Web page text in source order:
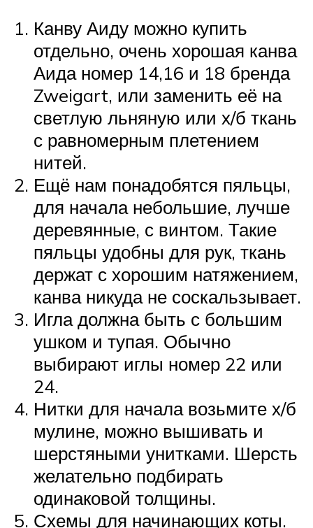
Канву Аиду можно купить
отдельно, очень хорошая канва
Аида номер 14,16 и 18 бренда
Zweigart, или заменить её на
светлую льняную или х/б ткань
с равномерным плетением
нитей.
Ещё нам понадобятся пяльцы,
для начала небольшие, лучше
деревянные, с винтом. Такие
пяльцы удобны для рук, ткань
держат с хорошим натяжением,
канва никуда не соскальзывает.
Игла должна быть с большим
ушком и тупая. Обычно
выбирают иглы номер 22 или
24.
Нитки для начала возьмите х/б
мулине, можно вышивать и
шерстяными унитками. Шерсть
желательно подбирать
одинаковой толщины.
Схемы для начинающих коты.